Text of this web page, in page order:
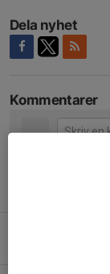
Dela nyhet
Kommentarer